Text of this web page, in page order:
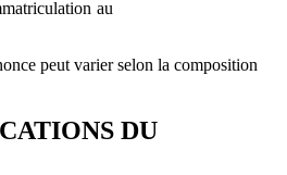
au
peut varier selon la composition
DU